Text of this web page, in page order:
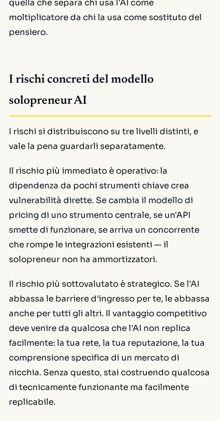
quella che separa chi usa l'AI come
moltiplicatore da chi la usa come sostituto del
pensiero.
I rischi concreti del modello
solopreneur AI
I rischi si distribuiscono su tre livelli distinti, e
vale la pena guardarli separatamente.
Il rischio più immediato è operativo: la
dipendenza da pochi strumenti chiave crea
vulnerabilità dirette. Se cambia il modello di
pricing di uno strumento centrale, se un'API
smette di funzionare, se arriva un concorrente
che rompe le integrazioni esistenti — il
solopreneur non ha ammortizzatori.
Il rischio più sottovalutato è strategico. Se l'AI
abbassa le barriere d'ingresso per te, le abbassa
anche per tutti gli altri. Il vantaggio competitivo
deve venire da qualcosa che l'AI non replica
facilmente: la tua rete, la tua reputazione, la tua
comprensione specifica di un mercato di
nicchia. Senza questo, stai costruendo qualcosa
di tecnicamente funzionante ma facilmente
replicabile.